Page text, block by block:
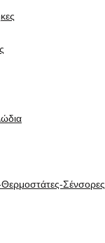
Θερμοστάτες-Σένσορες